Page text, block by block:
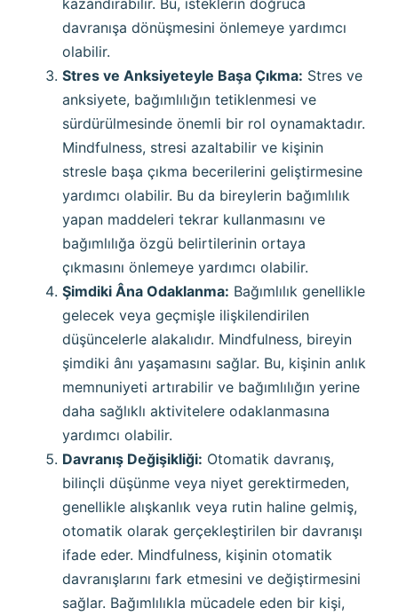
davranışa dönüşmesini önlemeye yardımcı
olabilir.
Stres ve Anksiyeteyle Başa Çıkma: Stres ve
anksiyete, bağımlılığın tetiklenmesi ve
sürdürülmesinde önemli bir rol oynamaktadır.
Mindfulness, stresi azaltabilir ve kişinin
stresle başa çıkma becerilerini geliştirmesine
yardımcı olabilir. Bu da bireylerin bağımlılık
yapan maddeleri tekrar kullanmasını ve
bağımlılığa özgü belirtilerinin ortaya
çıkmasını önlemeye yardımcı olabilir.
Şimdiki Âna Odaklanma: Bağımlılık genellikle
gelecek veya geçmişle ilişkilendirilen
düşüncelerle alakalıdır. Mindfulness, bireyin
şimdiki ânı yaşamasını sağlar. Bu, kişinin anlık
memnuniyeti artırabilir ve bağımlılığın yerine
daha sağlıklı aktivitelere odaklanmasına
yardımcı olabilir.
Davranış Değişikliği: Otomatik davranış,
bilinçli düşünme veya niyet gerektirmeden,
genellikle alışkanlık veya rutin haline gelmiş,
otomatik olarak gerçekleştirilen bir davranışı
ifade eder. Mindfulness, kişinin otomatik
davranışlarını fark etmesini ve değiştirmesini
sağlar. Bağımlılıkla mücadele eden bir kişi,